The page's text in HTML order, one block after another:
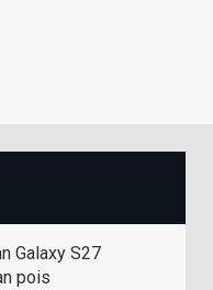
Galaxy S27
pois